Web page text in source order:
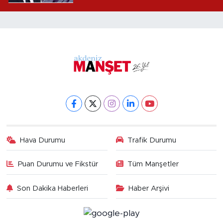
Hava Durumu Trafik Durumu
Puan Durumu ve Fikstür Tüm Manşetler
Son Dakika Haberleri Haber Arşivi